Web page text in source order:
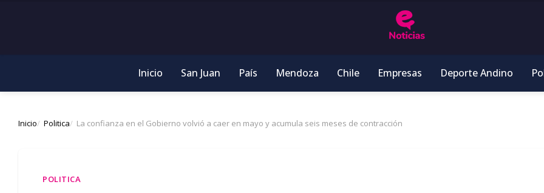
Inicio San Juan País Mendoza Chile Empresas Deporte Andino
Inicio Politica La confianza en el Gobierno volvió a caer en mayo y acumula seis meses de contracción
POLITICA